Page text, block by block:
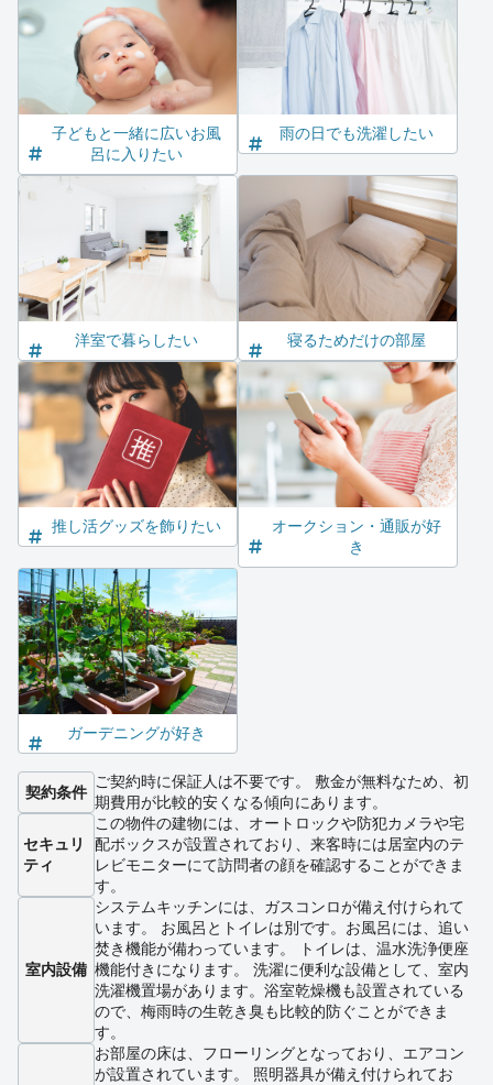
子どもと一緒に広いお風
呂に入りたい
雨の日でも洗濯したい
洋室で暮らしたい 寝るためだけの部屋
推し活グッズを飾りたい
オークション・通販が好
き
ガーデニングが好き
契約条件
ご契約時に保証人は不要です。 敷金が無料なため、初
期費用が比較的安くなる傾向にあります。
セキュリ
ティ
この物件の建物には、オートロックや防犯カメラや宅
配ボックスが設置されており、来客時には居室内のテ
レビモニターにて訪問者の顔を確認することができま
す。
室内設備
システムキッチンには、ガスコンロが備え付けられて
います。 お風呂とトイレは別です。お風呂には、追い
焚き機能が備わっています。 トイレは、温水洗浄便座
機能付きになります。 洗濯に便利な設備として、室内
洗濯機置場があります。浴室乾燥機も設置されている
ので、梅雨時の生乾き臭も比較的防ぐことができま
す。
お部屋の床は、フローリングとなっており、エアコン
が設置されています。 照明器具が備え付けられてお